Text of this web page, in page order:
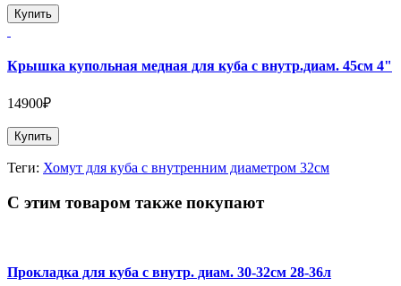
Купить
Крышка купольная медная для куба с внутр.диам. 45см 4"
14900₽
Купить
Теги: Хомут для куба с внутренним диаметром 32см
С этим товаром также покупают
Прокладка для куба с внутр. диам. 30-32см 28-36л